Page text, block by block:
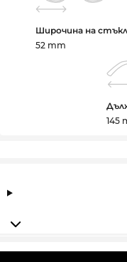
Широчина на
52 mm
145